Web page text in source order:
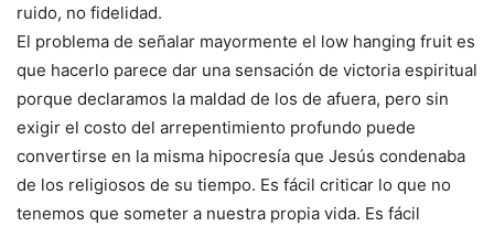
ruido, no fidelidad.
El problema de señalar mayormente el low hanging fruit es
que hacerlo parece dar una sensación de victoria espiritual
porque declaramos la maldad de los de afuera, pero sin
exigir el costo del arrepentimiento profundo puede
convertirse en la misma hipocresía que Jesús condenaba
de los religiosos de su tiempo. Es fácil criticar lo que no
tenemos que someter a nuestra propia vida. Es fácil